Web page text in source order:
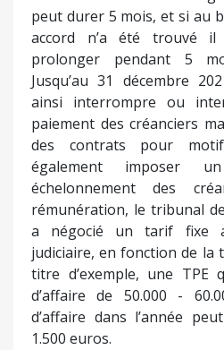
peut durer 5 mois, et si au
accord n’a été trouvé
prolonger pendant 5
Jusqu’au 31 décembre
ainsi interrompre ou
paiement des créanciers
des contrats pour
également imposer
échelonnement des
rémunération, le tribunal
a négocié un tarif fixe
judiciaire, en fonction de la
titre d’exemple, une TPE
d’affaire de 50.000 -
d’affaire dans l’année
1.500 euros.